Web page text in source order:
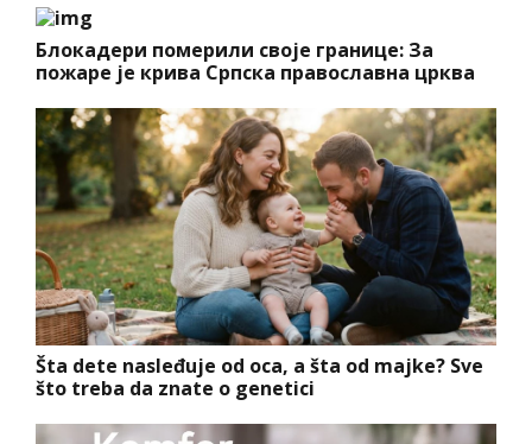
Блокадери померили своје границе: За
пожаре је крива Српска православна црква
Šta dete nasleđuje od oca, a šta od majke? Sve
što treba da znate o genetici